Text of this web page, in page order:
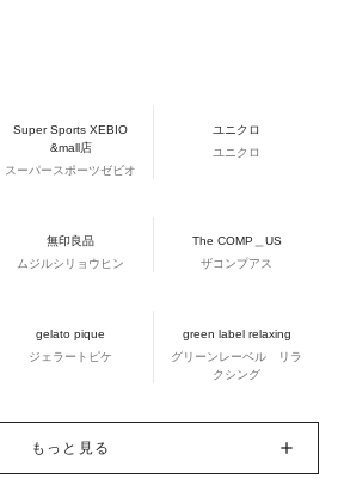
Super Sports XEBIO
&mall店
スーパースポーツゼビオ
ユニクロ
ユニクロ
無印良品
ムジルシリョウヒン
The COMP＿US
ザコンプアス
gelato pique
ジェラートピケ
green label relaxing
グリーンレーベル リラ
クシング
もっと見る